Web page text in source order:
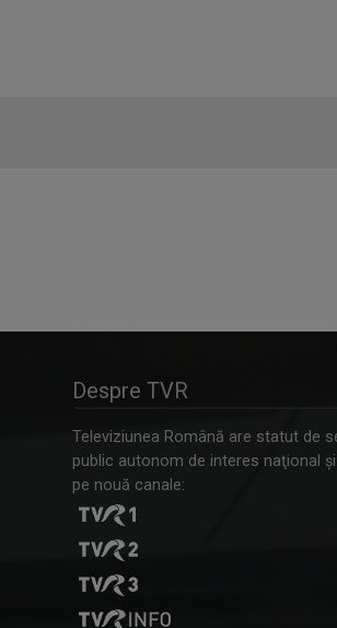
Despre TVR
Televiziunea Română are statut de
public autonom de interes naţional
pe nouă canale: